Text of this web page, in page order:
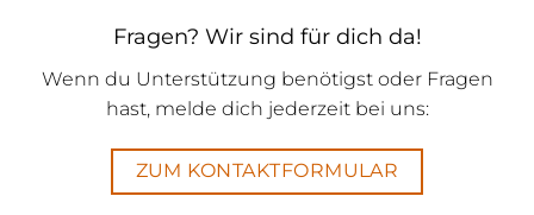
Fragen? Wir sind für dich da!
Wenn du Unterstützung benötigst oder Fragen
hast, melde dich jederzeit bei uns:
ZUM KONTAKTFORMULAR